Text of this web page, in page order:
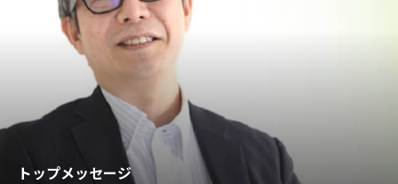
トップメッセージ